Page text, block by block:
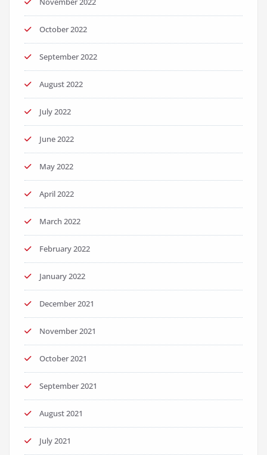
October 2022
September 2022
August 2022
July 2022
June 2022
May 2022
April 2022
March 2022
February 2022
January 2022
December 2021
November 2021
October 2021
September 2021
August 2021
July 2021